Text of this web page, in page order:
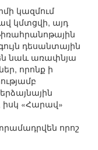
կազմում
կմտցվի, այդ
դեսանտային
նաև առափնյա
որոնք ի
«Հարավ»
որոշ